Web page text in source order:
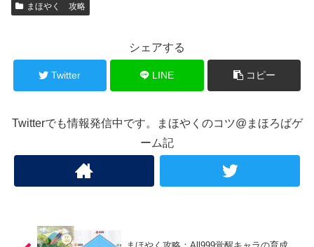
まほやく 攻略
シェアする
Twitter LINE コピー
Twitterでも情報発信中です。まほやくのコツ@まほろばゲ
ーム記